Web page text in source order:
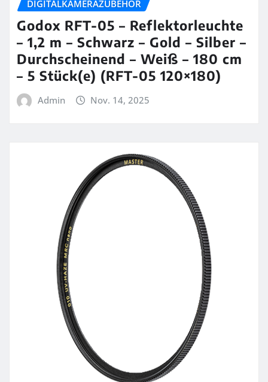
DIGITALKAMERAZUBEHÖR
Godox RFT-05 – Reflektorleuchte
– 1,2 m – Schwarz – Gold – Silber –
Durchscheinend – Weiß – 180 cm
– 5 Stück(e) (RFT-05 120×180)
Admin Nov. 14, 2025